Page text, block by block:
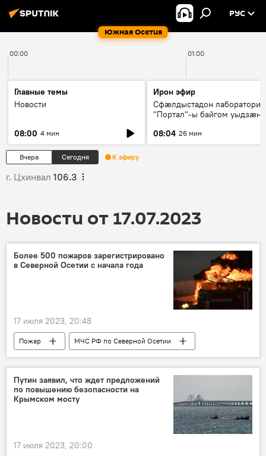
Южная Осетия
РУС
00:00 01:00
Главные темы
Новости
08:00 4 мин
Ирон эфир
Сфæлдыстадон лаборатори
"Портал"-ы байгом уыдзæн
Æхсары куыстыты равдыст
08:04 26 мин
Вчера Сегодня К эфиру
г. Цхинвал 106.3
Новости от 17.07.2023
Более 500 пожаров зарегистрировано
в Северной Осетии с начала года
17 июля 2023, 20:48
Пожар
МЧС РФ по Северной Осетии
МЧС России
Северная Осетия
Кавказ
Новости
Владикавказ
Безопасность
Путин заявил, что ждет предложений
по повышению безопасности на
Крымском мосту
17 июля 2023, 20:00